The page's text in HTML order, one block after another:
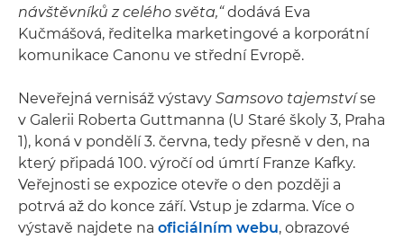
návštěvníků z celého světa,“dodává Eva
Kučmášová, ředitelka marketingové a korporátní
komunikace Canonu ve střední Evropě.
Neveřejná vernisáž výstavy Samsovo tajemstvíse
v Galerii Roberta Guttmanna (U Staré školy 3, Praha
1), koná v pondělí 3. června, tedy přesně v den, na
který připadá 100. výročí od úmrtí Franze Kafky.
Veřejnosti se expozice otevře o den později a
potrvá až do konce září. Vstup je zdarma. Více o
výstavě najdete na oficiálním webu, obrazové